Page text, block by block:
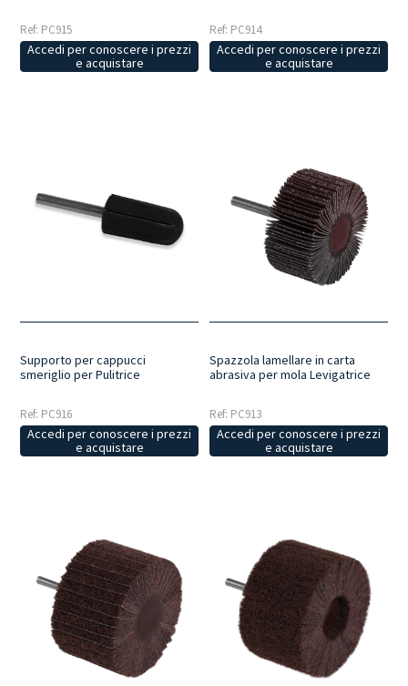
Ref: PC915
Accedi per conoscere i prezzi
e acquistare
Ref: PC914
Accedi per conoscere i prezzi
e acquistare
Supporto per cappucci
smeriglio per Pulitrice
Ref: PC916
Accedi per conoscere i prezzi
e acquistare
Spazzola lamellare in carta
abrasiva per mola Levigatrice
Ref: PC913
Accedi per conoscere i prezzi
e acquistare